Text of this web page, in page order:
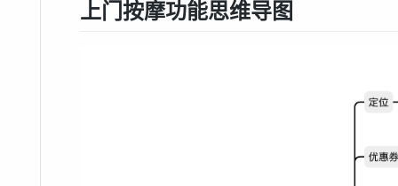
上门按摩功能思维导图